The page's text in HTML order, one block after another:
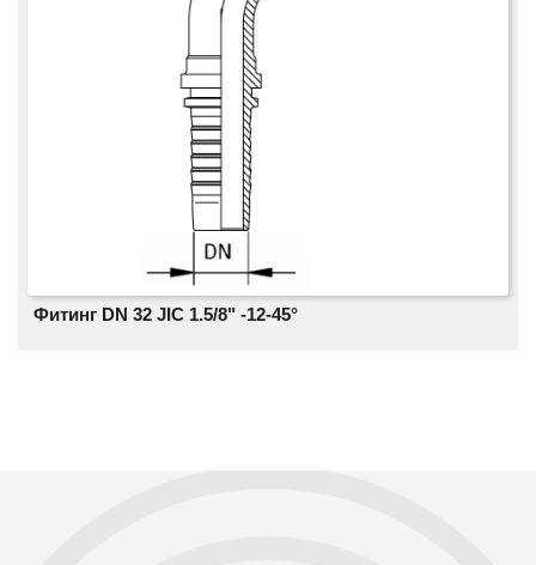
Фитинг DN 32 JIC 1.5/8" -12-45°